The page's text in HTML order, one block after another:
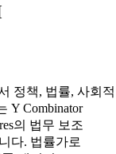
정책, 법률, 사회적
Y Combinator
의 법무 보조
다. 법률가로